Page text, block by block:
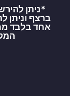
*ניתן
ברצף וניתן
אחד בלבד